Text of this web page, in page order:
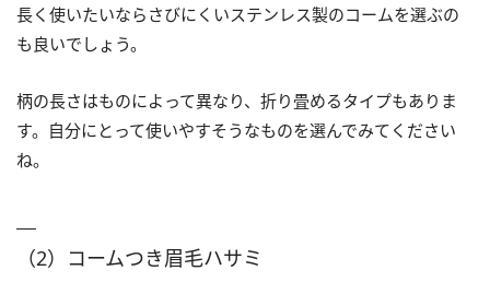
長く使いたいならさびにくいステンレス製のコームを選ぶの
も良いでしょう。
柄の長さはものによって異なり、折り畳めるタイプもありま
す。自分にとって使いやすそうなものを選んでみてください
ね。
（2）コームつき眉毛ハサミ